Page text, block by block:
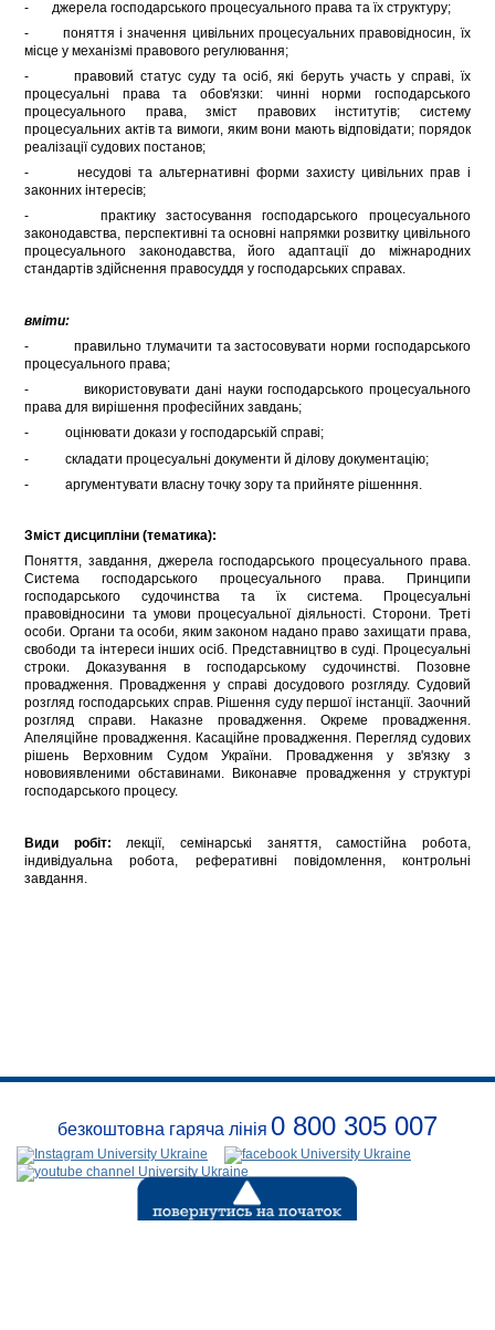
- джерела господарського процесуального права та їх структуру;
- поняття і значення цивільних процесуальних правовідносин, їх
місце у механізмі правового регулювання;
- правовий статус суду та осіб, які беруть участь у справі, їх
процесуальні права та обов'язки: чинні норми господарського
процесуального права, зміст правових інститутів; систему
процесуальних актів та вимоги, яким вони мають відповідати; порядок
реалізації судових постанов;
- несудові та альтернативні форми захисту цивільних прав і
законних інтересів;
- практику застосування господарського процесуального
законодавства, перспективні та основні напрямки розвитку цивільного
процесуального законодавства, його адаптації до міжнародних
стандартів здійснення правосуддя у господарських справах.
вміти:
- правильно тлумачити та застосовувати норми господарського
процесуального права;
- використовувати дані науки господарського процесуального
права для вирішення професійних завдань;
- оцінювати докази у господарській справі;
- складати процесуальні документи й ділову документацію;
- аргументувати власну точку зору та прийняте рішенння.
Зміст дисципліни (тематика):
Поняття, завдання, джерела господарського процесуального права.
Система господарського процесуального права. Принципи
господарського судочинства та їх система. Процесуальні
правовідносини та умови процесуальної діяльності. Сторони. Треті
особи. Органи та особи, яким законом надано право захищати права,
свободи та інтереси інших осіб. Представництво в суді. Процесуальні
строки. Доказування в господарському судочинстві. Позовне
провадження. Провадження у справі досудового розгляду. Судовий
розгляд господарських справ. Рішення суду першої інстанції. Заочний
розгляд справи. Наказне провадження. Окреме провадження.
Апеляційне провадження. Касаційне провадження. Перегляд судових
рішень Верховним Судом України. Провадження у зв'язку з
нововиявленими обставинами. Виконавче провадження у структурі
господарського процесу.
Види робіт: лекції, семінарські заняття, самостійна робота,
індивідуальна робота, реферативні повідомлення, контрольні
завдання.
безкоштовна гаряча лінія 0 800 305 007
Про
заклад